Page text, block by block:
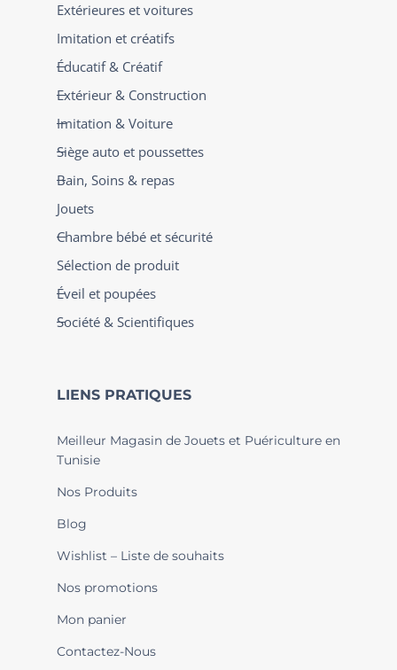
Extérieures et voitures
Imitation et créatifs
Éducatif & Créatif
Extérieur & Construction
Imitation & Voiture
Siège auto et poussettes
Bain, Soins & repas
Jouets
Chambre bébé et sécurité
Sélection de produit
Éveil et poupées
Société & Scientifiques
LIENS PRATIQUES
Meilleur Magasin de Jouets et Puériculture en
Tunisie
Nos Produits
Blog
Wishlist – Liste de souhaits
Nos promotions
Mon panier
Contactez-Nous